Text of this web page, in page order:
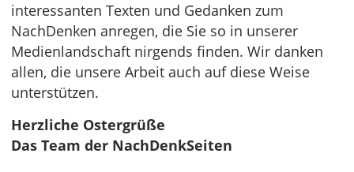
interessanten Texten und Gedanken zum
NachDenken anregen, die Sie so in unserer
Medienlandschaft nirgends finden. Wir danken
allen, die unsere Arbeit auch auf diese Weise
unterstützen.
Herzliche Ostergrüße
Das Team der NachDenkSeiten